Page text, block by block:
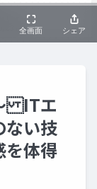
ITエ
ない技
を体得